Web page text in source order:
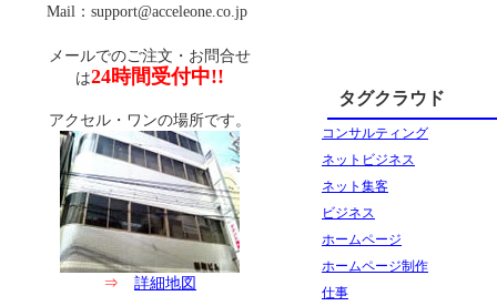
タグクラウド
コンサルティング
ネットビジネス
ネット集客
ビジネス
ホームページ
ホームページ制作
仕事
Mail：support@acceleone.co.jp
メールでのご注文・お問合せ
は24時間受付中!!
アクセル・ワンの場所です。
⇒ 詳細地図